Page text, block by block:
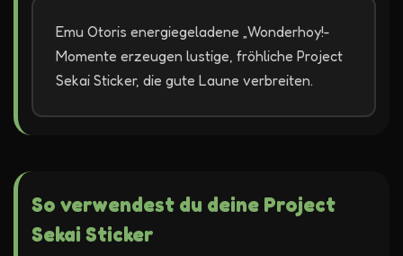
Emu Otoris energiegeladene „Wonderhoy!-
Momente erzeugen lustige, fröhliche Project
Sekai Sticker, die gute Laune verbreiten.
So verwendest du deine Project
Sekai Sticker